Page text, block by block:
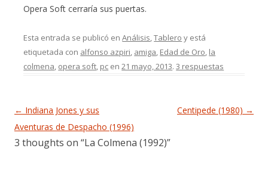
Opera Soft cerraría sus puertas.
Esta entrada se publicó enAnálisis,Tablero y está
etiquetada con alfonso azpiri, amiga, Edad de Oro, la
colmena, opera soft, pc en21 mayo, 2013.3 respuestas
Navegación de entradas
← Indiana Jones y sus
Aventuras de Despacho (1996)
Centipede (1980) →
3 thoughts on “La Colmena (1992)”